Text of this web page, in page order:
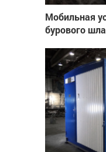
Мобильная
бурового